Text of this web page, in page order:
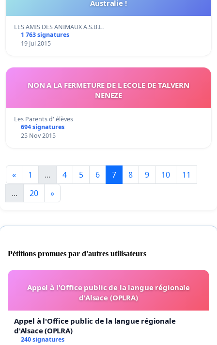
Australie !
LES AMIS DES ANIMAUX A.S.B.L.
1 763 signatures
19 Jul 2015
NON A LA FERMETURE DE L ECOLE DE TALVERN
NENEZE
Les Parents d' élèves
694 signatures
25 Nov 2015
« 1 ... 4 5 6 7 8 9 10
11
...
20 »
Pétitions promues par d'autres utilisateurs
Appel à l'Office public de la langue régionale
d'Alsace (OPLRA)
Appel à l'Office public de la langue régionale
d'Alsace (OPLRA)
240 signatures